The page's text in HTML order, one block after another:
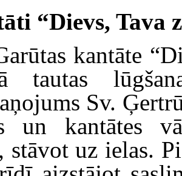
“Dievs, Tava
kantāte
tautas
Sv.
un kantātes
stāvot uz ielas.